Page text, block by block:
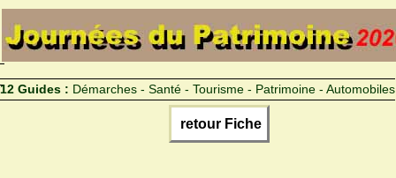
12 Guides : Démarches - Santé - Tourisme - Patrimoine - Automobiles
retour Fiche